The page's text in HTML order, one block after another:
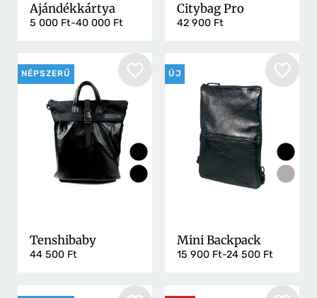
Ajándékkártya
5 000 Ft-40 000 Ft
Citybag Pro
42 900 Ft
Tenshibaby
44 500 Ft
NÉPSZERŰ
Mini Backpack
15 900 Ft-24 500 Ft
ÚJ